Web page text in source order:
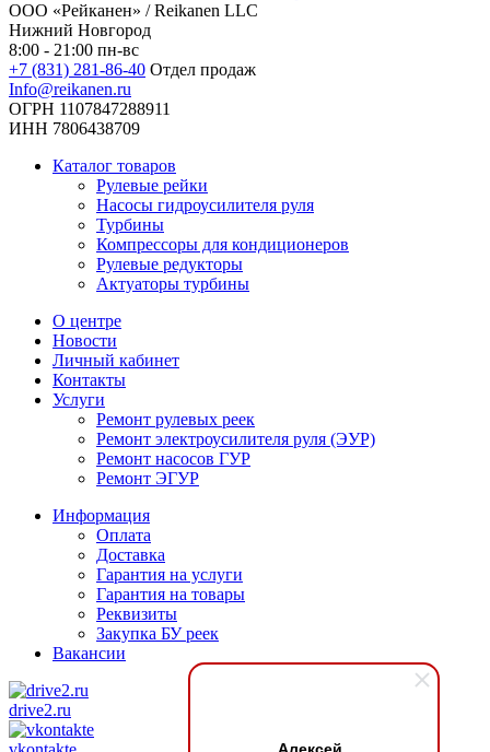
Алексей
ООО «Рейканен» / Reikanen LLC
Нижний Новгород
8:00 - 21:00 пн-вс
+7 (831) 281-86-40 Отдел продаж
Info@reikanen.ru
ОГРН 1107847288911
ИНН 7806438709
Каталог товаров
Рулевые рейки
Насосы гидроусилителя руля
Турбины
Компрессоры для кондиционеров
Рулевые редукторы
Актуаторы турбины
О центре
Новости
Личный кабинет
Контакты
Услуги
Ремонт рулевых реек
Ремонт электроусилителя руля (ЭУР)
Ремонт насосов ГУР
Ремонт ЭГУР
Информация
Оплата
Доставка
Гарантия на услуги
Гарантия на товары
Реквизиты
Закупка БУ реек
Вакансии
drive2.ru